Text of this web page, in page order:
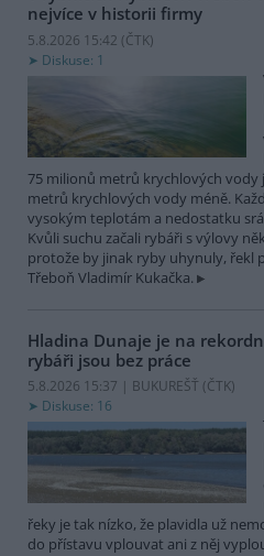
nejvíce v historii firmy
5.8.2026 15:42 (ČTK)
Diskuse: 1
75 milionů metrů krychlových vody
metrů krychlových vody méně.
vysokým teplotám a nedostatku
Kvůli suchu začali rybáři s výlovy
protože by jinak ryby uhynuly, řekl
Třeboň Vladimír Kukačka.
Hladina Dunaje je na
rybáři jsou bez práce
5.8.2026 15:37 | BUKUREŠŤ (ČTK)
Diskuse: 16
řeky je tak nízko, že plavidla už
do přístavu vplouvat ani z něj